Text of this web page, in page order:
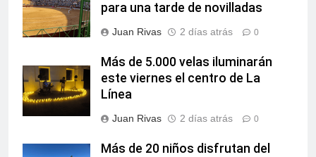
para una tarde de novilladas
Juan Rivas 2 días atrás 0
Más de 5.000 velas iluminarán
este viernes el centro de La
Línea
Juan Rivas 2 días atrás 0
Más de 20 niños disfrutan del